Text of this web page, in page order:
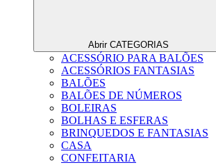
Abrir CATEGORIAS
ACESSÓRIO PARA BALÕES
ACESSÓRIOS FANTASIAS
BALÕES
BALÕES DE NÚMEROS
BOLEIRAS
BOLHAS E ESFERAS
BRINQUEDOS E FANTASIAS
CASA
CONFEITARIA